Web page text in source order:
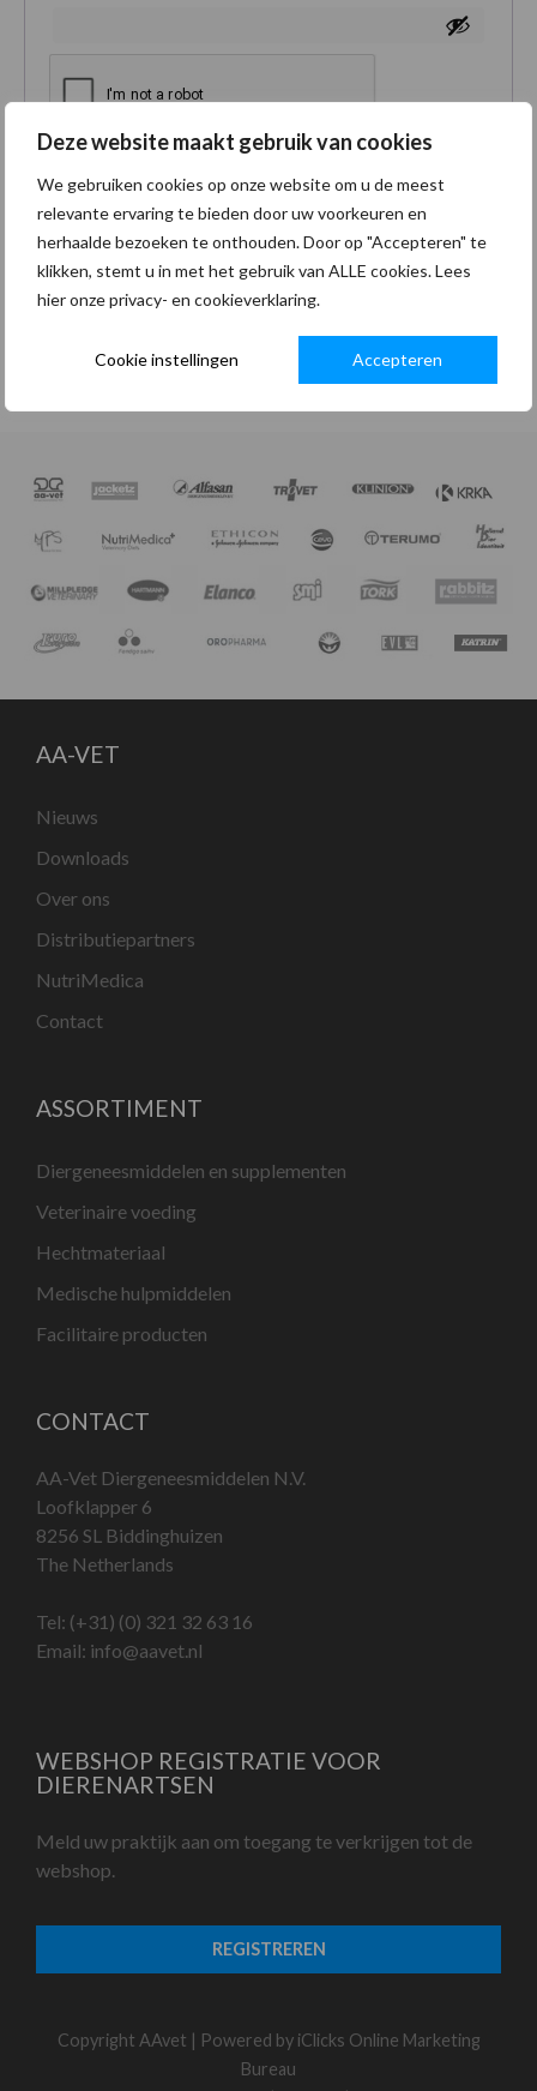
Deze website maakt gebruik van cookies
We gebruiken cookies op onze website om u de meest
relevante ervaring te bieden door uw voorkeuren en
herhaalde bezoeken te onthouden. Door op "Accepteren" te
klikken, stemt u in met het gebruik van ALLE cookies. Lees
hier onze privacy- en cookieverklaring.
Cookie instellingen Accepteren
Je persoonlijke gegevens worden gebruikt om je
ervaring op deze site te ondersteunen, om toegang
tot je account te beheren en voor andere doeleinden
zoals omschreven in onzeprivacybeleid.
AA-VET
Nieuws
Downloads
Over ons
Distributiepartners
NutriMedica
Contact
ASSORTIMENT
Diergeneesmiddelen en supplementen
Veterinaire voeding
Hechtmateriaal
Medische hulpmiddelen
Facilitaire producten
CONTACT
AA-Vet Diergeneesmiddelen N.V.
Loofklapper 6
8256 SL Biddinghuizen
The Netherlands
Tel: (+31) (0) 321 32 63 16
Email: info@aavet.nl
WEBSHOP REGISTRATIE VOOR
DIERENARTSEN
Meld uw praktijk aan om toegang te verkrijgen tot de
webshop.
REGISTREREN
Copyright AAvet | Powered by iClicks Online Marketing
Bureau